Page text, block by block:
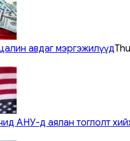
авдаг мэргэжилүүд
АНУ-д аялан тоглолт